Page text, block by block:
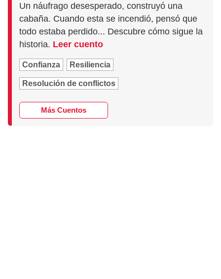
Un náufrago desesperado, construyó una
cabaña. Cuando esta se incendió, pensó que
todo estaba perdido... Descubre cómo sigue la
historia. Leer cuento
Confianza Resiliencia
Resolución de conflictos
Más Cuentos